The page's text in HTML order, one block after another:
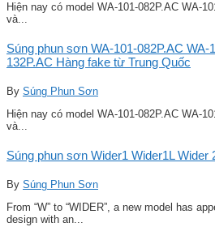
Hiện nay có model WA-101-082P.AC WA-
và...
Súng phun sơn WA-101-082P.AC WA-
132P.AC Hàng fake từ Trung Quốc
By Súng Phun Sơn
Hiện nay có model WA-101-082P.AC WA-
và...
Súng phun sơn Wider1 Wider1L Wider
By Súng Phun Sơn
From “W” to “WIDER”, a new model has
design with an...